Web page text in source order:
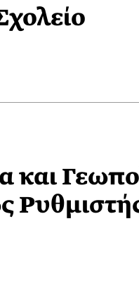
και